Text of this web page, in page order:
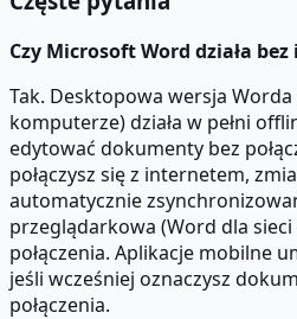
Czy Microsoft Word działa
Tak. Desktopowa wersja
komputerze) działa w pełni
edytować dokumenty bez
połączysz się z internetem,
automatycznie
przeglądarkowa (Word dla sieci
połączenia. Aplikacje mobilne
jeśli wcześniej oznaczysz
połączenia.